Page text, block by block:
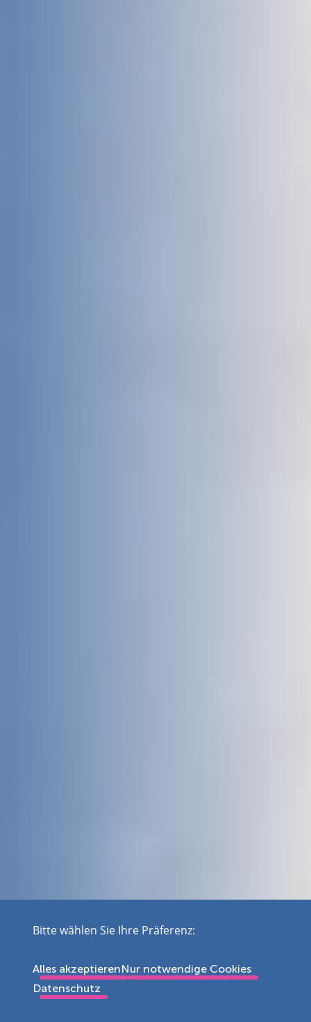
Bitte wählen Sie Ihre Präferenz:
Alles akzeptierenNur notwendige Cookies
Datenschutz